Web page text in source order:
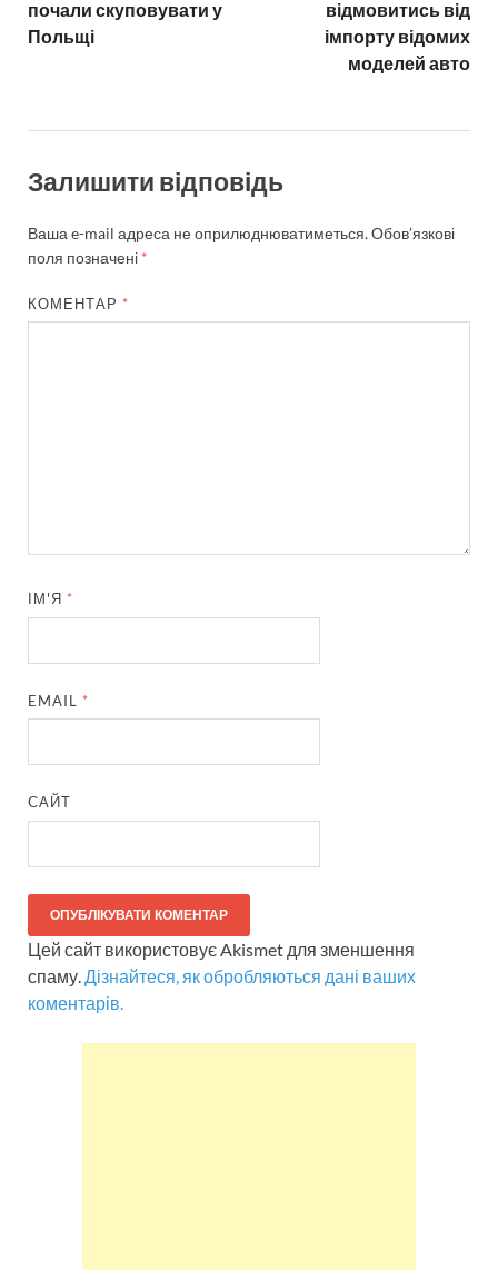
почали скуповувати у
Польщі
відмовитись від
імпорту відомих
моделей авто
Залишити відповідь
Ваша e-mail адреса не оприлюднюватиметься.Обов’язкові
поля позначені *
КОМЕНТАР *
ІМ'Я *
EMAIL *
САЙТ
Цей сайт використовує Akismet для зменшення
спаму.Дізнайтеся, як обробляються дані ваших
коментарів.